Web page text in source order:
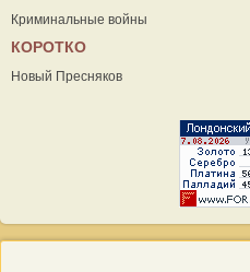
Криминальные войны
КОРОТКО
Новый Пресняков